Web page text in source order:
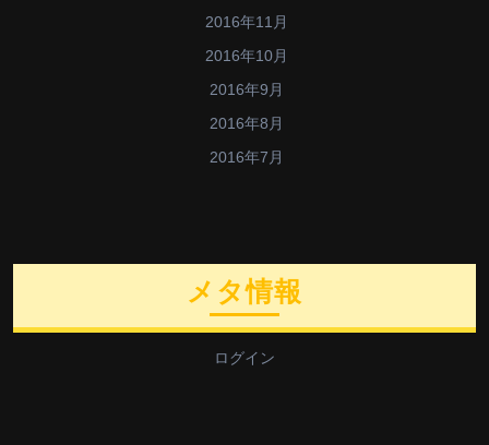
2016年11月
2016年10月
2016年9月
2016年8月
2016年7月
メタ情報
ログイン